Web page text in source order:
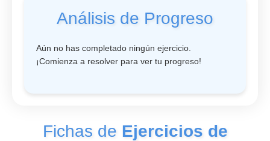
Análisis de Progreso
Aún no has completado ningún ejercicio.
¡Comienza a resolver para ver tu progreso!
Fichas de Ejercicios de